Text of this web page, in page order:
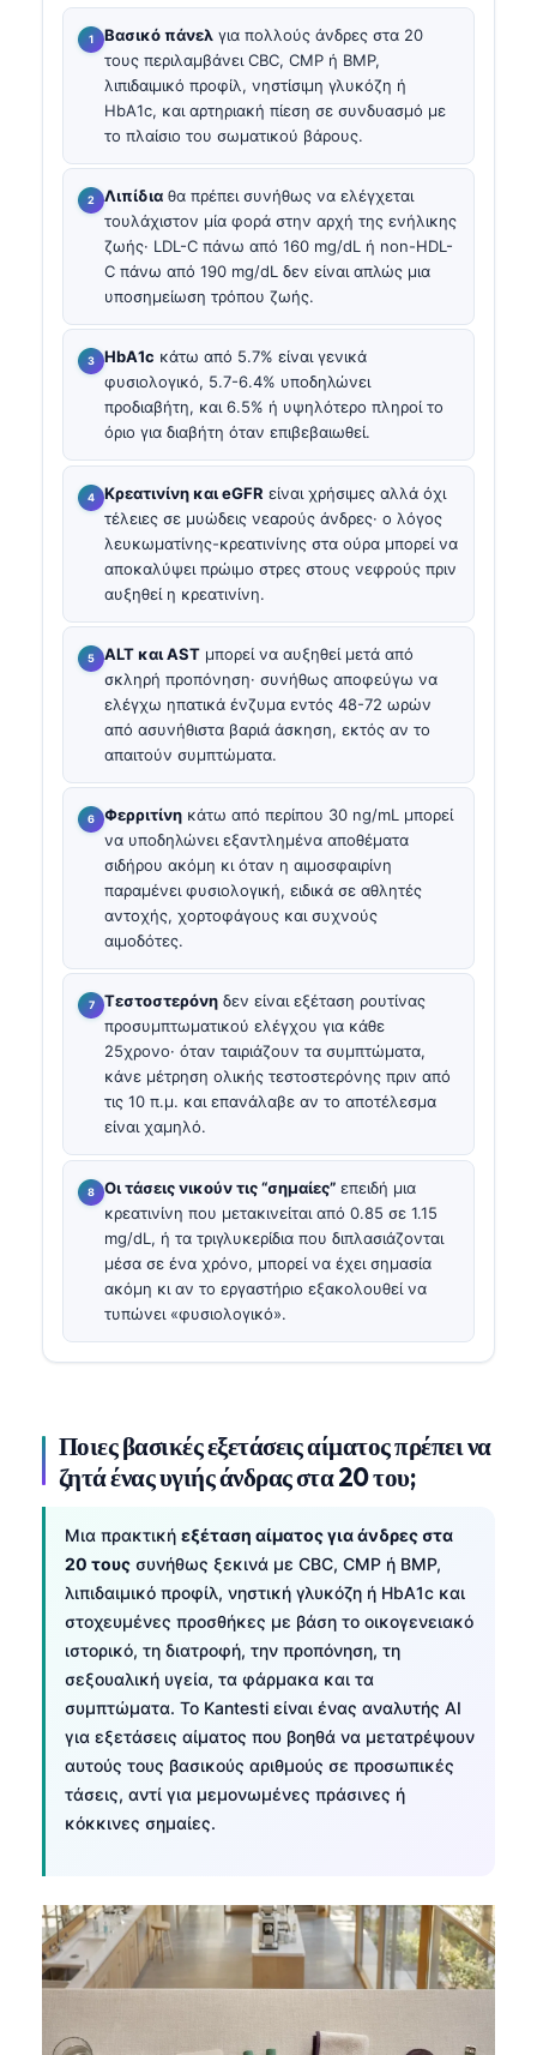
Βασικό πάνελ για πολλούς άνδρες στα 20
τους περιλαμβάνει CBC, CMP ή BMP,
λιπιδαιμικό προφίλ, νηστίσιμη γλυκόζη ή
HbA1c, και αρτηριακή πίεση σε συνδυασμό με
το πλαίσιο του σωματικού βάρους.
Λιπίδια θα πρέπει συνήθως να ελέγχεται
τουλάχιστον μία φορά στην αρχή της ενήλικης
ζωής· LDL-C πάνω από 160 mg/dL ή non-HDL-
C πάνω από 190 mg/dL δεν είναι απλώς μια
υποσημείωση τρόπου ζωής.
HbA1c κάτω από 5.7% είναι γενικά
φυσιολογικό, 5.7-6.4% υποδηλώνει
προδιαβήτη, και 6.5% ή υψηλότερο πληροί το
όριο για διαβήτη όταν επιβεβαιωθεί.
Κρεατινίνη και eGFR είναι χρήσιμες αλλά όχι
τέλειες σε μυώδεις νεαρούς άνδρες· ο λόγος
λευκωματίνης-κρεατινίνης στα ούρα μπορεί να
αποκαλύψει πρώιμο στρες στους νεφρούς πριν
αυξηθεί η κρεατινίνη.
ALT και AST μπορεί να αυξηθεί μετά από
σκληρή προπόνηση· συνήθως αποφεύγω να
ελέγχω ηπατικά ένζυμα εντός 48-72 ωρών
από ασυνήθιστα βαριά άσκηση, εκτός αν το
απαιτούν συμπτώματα.
Φερριτίνη κάτω από περίπου 30 ng/mL μπορεί
να υποδηλώνει εξαντλημένα αποθέματα
σιδήρου ακόμη κι όταν η αιμοσφαιρίνη
παραμένει φυσιολογική, ειδικά σε αθλητές
αντοχής, χορτοφάγους και συχνούς
αιμοδότες.
Τεστοστερόνη δεν είναι εξέταση ρουτίνας
προσυμπτωματικού ελέγχου για κάθε
25χρονο· όταν ταιριάζουν τα συμπτώματα,
κάνε μέτρηση ολικής τεστοστερόνης πριν από
τις 10 π.μ. και επανάλαβε αν το αποτέλεσμα
είναι χαμηλό.
Οι τάσεις νικούν τις “σημαίες” επειδή μια
κρεατινίνη που μετακινείται από 0.85 σε 1.15
mg/dL, ή τα τριγλυκερίδια που διπλασιάζονται
μέσα σε ένα χρόνο, μπορεί να έχει σημασία
ακόμη κι αν το εργαστήριο εξακολουθεί να
τυπώνει «φυσιολογικό».
Ποιες βασικές εξετάσεις αίματος πρέπει να
ζητά ένας υγιής άνδρας στα 20 του;
Μια πρακτική εξέταση αίματος για άνδρες στα
20 τους συνήθως ξεκινά με CBC, CMP ή BMP,
λιπιδαιμικό προφίλ, νηστική γλυκόζη ή HbA1c και
στοχευμένες προσθήκες με βάση το οικογενειακό
ιστορικό, τη διατροφή, την προπόνηση, τη
σεξουαλική υγεία, τα φάρμακα και τα
συμπτώματα. Το Kantesti είναι ένας αναλυτής AI
για εξετάσεις αίματος που βοηθά να μετατρέψουν
αυτούς τους βασικούς αριθμούς σε προσωπικές
τάσεις, αντί για μεμονωμένες πράσινες ή
κόκκινες σημαίες.